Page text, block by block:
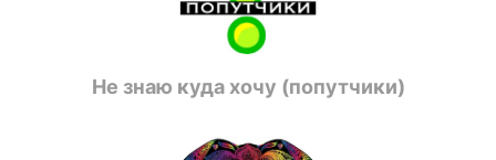
Не знаю куда хочу (попутчики)